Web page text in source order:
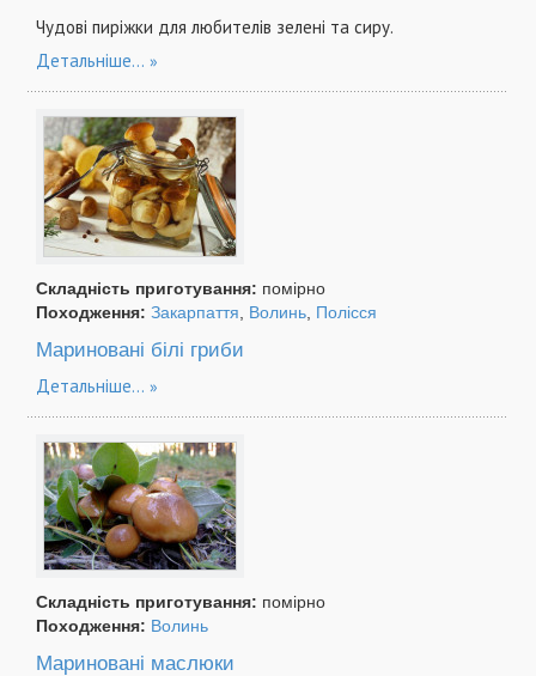
Чудові пиріжки для любителів зелені та сиру.
Детальніше...
Складність приготування: помірно
Походження: Закарпаття Волинь Полісся
Мариновані білі гриби
Детальніше...
Складність приготування: помірно
Походження: Волинь
Мариновані маслюки